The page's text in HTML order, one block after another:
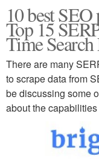
10 best
Top 15
Time Search
There are many
to scrape data from
be discussing some
about the